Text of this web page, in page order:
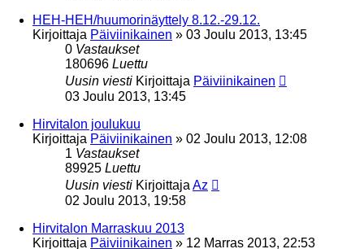
HEH-HEH/huumorinäyttely 8.12.-29.12.
Kirjoittaja Päiviinikainen » 03 Joulu 2013, 13:45
0 Vastaukset
180696 Luettu
Uusin viesti Kirjoittaja Päiviinikainen
03 Joulu 2013, 13:45
Hirvitalon joulukuu
Kirjoittaja Päiviinikainen » 02 Joulu 2013, 12:08
1 Vastaukset
89925 Luettu
Uusin viesti Kirjoittaja Az
02 Joulu 2013, 19:58
Hirvitalon Marraskuu 2013
Kirjoittaja Päiviinikainen » 12 Marras 2013, 22:53